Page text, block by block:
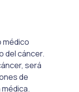
médico
del cáncer.
será
de